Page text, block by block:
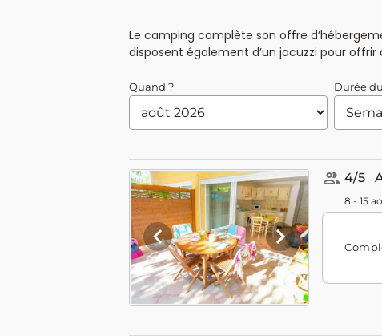
Le camping complète son offre
disposent également d’un jacuzzi pour